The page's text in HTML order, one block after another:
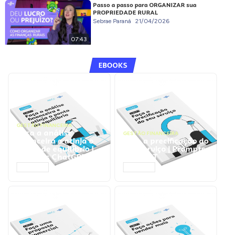
07:43
Passo a passo para ORGANIZAR sua
PROPRIEDADE RURAL
Sebrae Paraná 21/04/2026
EBOOKS
GESTÃO FINANCEIRA
Faça a análise
financeira e atinja o
ponto de equilíbrio |
Prompts ChatGPT
GESTÃO FINANCEIRA
Faça a precificação do
seu serviço | Prompts
ChatGPT